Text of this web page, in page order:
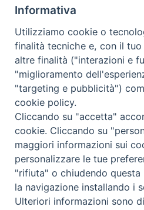
Ordinariato
Salita del Grillo, 37
Informativa
Utilizziamo cookie o
finalità tecniche e, con il
altre finalità ("interazioni e
"miglioramento
"targeting e pubblicità")
cookie policy.
Cliccando su "accetta"
cookie. Cliccando su
maggiori informazioni sui
personalizzare le tue
"rifiuta" o chiudendo
la navigazione installando i
Ulteriori informazioni sono